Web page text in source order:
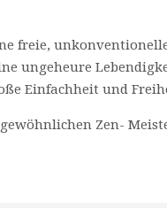
freie,
ungeheure
Einfachheit und
Zen-